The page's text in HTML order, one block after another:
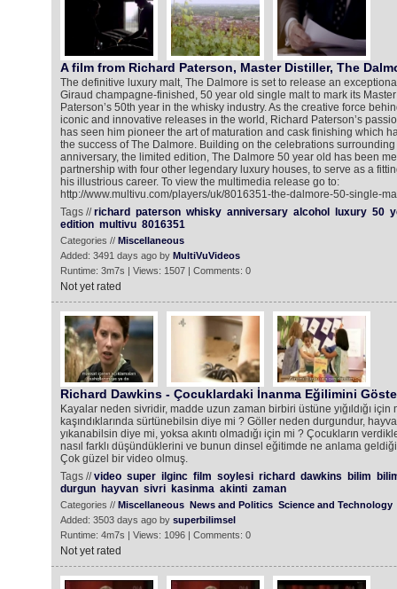
A film from Richard Paterson, Master Distiller, The
The definitive luxury malt, The Dalmore is set to release an
Giraud champagne-finished, 50 year old single malt to mark its
Paterson’s 50th year in the whisky industry. As the creative force
iconic and innovative releases in the world, Richard Paterson’s
has seen him pioneer the art of maturation and cask finishing which
the success of The Dalmore. Building on the celebrations surrounding
anniversary, the limited edition, The Dalmore 50 year old has been
partnership with four other legendary luxury houses, to serve as a
his illustrious career. To view the multimedia release go to:
http://www.multivu.com/players/uk/8016351-the-dalmore-50-single-
Tags //richard paterson whisky anniversary alcohol luxury 50
edition multivu 8016351
Categories // Miscellaneous
Added: 3491 days ago by MultiVuVideos
Runtime: 3m7s | Views: 1507 | Comments: 0
Not yet rated
Richard Dawkins - Çocuklardaki İnanma Eğilimini
Kayalar neden sivridir, madde uzun zaman birbiri üstüne yığıldığı
kaşındıklarında sürtünebilsin diye mi ? Göller neden durgundur,
yıkanabilsin diye mi, yoksa akıntı olmadığı için mi ? Çocukların
nasıl farklı düşündüklerini ve bunun dinsel eğitimde ne anlama
Çok güzel bir video olmuş.
Tags //video super ilginc film soylesi richard dawkins bilim
durgun
hayvan sivri kasinma akinti zaman
Categories // Miscellaneous News and Politics Science and Technology
Added: 3503 days ago by superbilimsel
Runtime: 4m7s | Views: 1096 | Comments: 0
Not yet rated